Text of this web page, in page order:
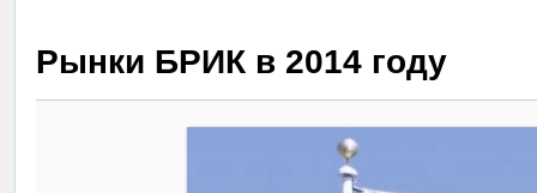
Рынки БРИК в 2014 году